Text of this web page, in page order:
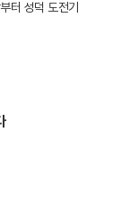
터 성덕 도전기